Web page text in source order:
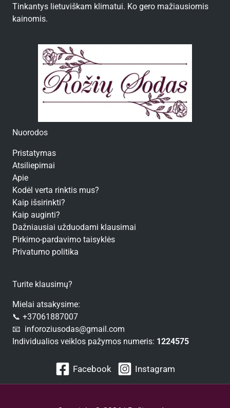
Tinkantys lietuviškam klimatui. Ko gero mažiausiomis
kainomis.
Nuorodos
Pristatymas
Atsiliepimai
Apie
Kodėl verta rinktis mus?
Kaip išsirinkti?
Kaip auginti?
Dažniausiai užduodami klausimai
Pirkimo-pardavimo taisyklės
Privatumo politika
Turite klausimų?
Mielai atsakysime:
📞 +37061887007
📧 inforoziusodas@gmail.com
Individualios veiklos pažymos numeris: 1224575
Facebook Instagram